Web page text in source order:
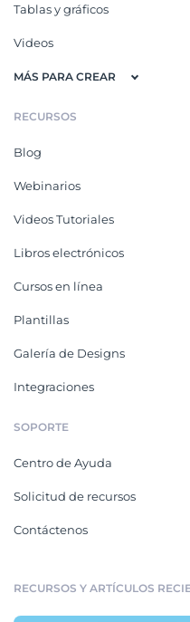
Tablas y gráficos
Videos
MÁS PARA CREAR
RECURSOS
Blog
Webinarios
Videos Tutoriales
Libros electrónicos
Cursos en línea
Plantillas
Galería de Designs
Integraciones
SOPORTE
Centro de Ayuda
Solicitud de recursos
Contáctenos
RECURSOS Y ARTÍCULOS